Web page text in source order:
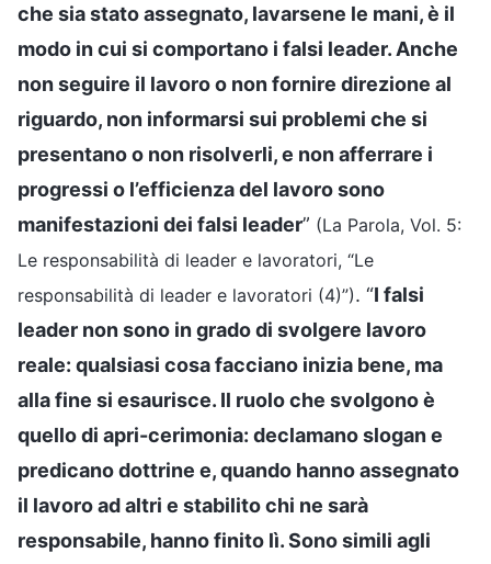
che sia stato assegnato, lavarsene le mani, è il
modo in cui si comportano i falsi leader. Anche
non seguire il lavoro o non fornire direzione al
riguardo, non informarsi sui problemi che si
presentano o non risolverli, e non afferrare i
progressi o l’efficienza del lavoro sono
manifestazioni dei falsi leader” (La Parola, Vol. 5:
Le responsabilità di leader e lavoratori, “Le
responsabilità di leader e lavoratori (4)”). “I falsi
leader non sono in grado di svolgere lavoro
reale: qualsiasi cosa facciano inizia bene, ma
alla fine si esaurisce. Il ruolo che svolgono è
quello di apri-cerimonia: declamano slogan e
predicano dottrine e, quando hanno assegnato
il lavoro ad altri e stabilito chi ne sarà
responsabile, hanno finito lì. Sono simili agli